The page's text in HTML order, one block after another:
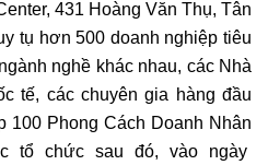
431 Hoàng Văn Thụ, Tân
tụ hơn 500 doanh nghiệp tiêu
nghề khác nhau, các Nhà
tế, các chuyên gia hàng đầu
100 Phong Cách Doanh Nhân
tổ chức sau đó, vào ngày